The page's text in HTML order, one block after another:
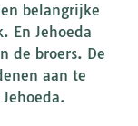
belangrijke
En Jehoeda
de broers. De
aan te